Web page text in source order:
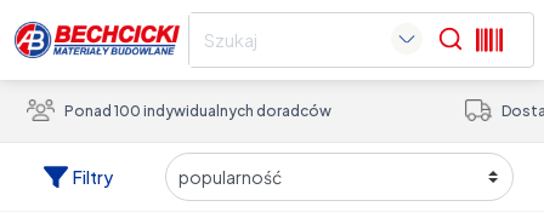
Ponad 100 indywidualnych doradców
Search
Filtry